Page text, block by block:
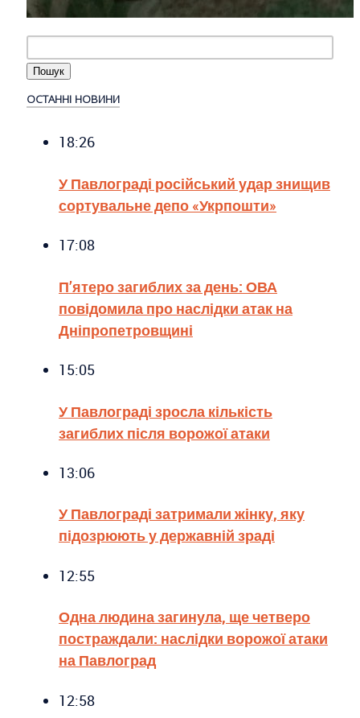
ОСТАННІ НОВИНИ
18:26
У Павлограді російський удар знищив
сортувальне депо «Укрпошти»
17:08
П’ятеро загиблих за день: ОВА
повідомила про наслідки атак на
Дніпропетровщині
15:05
У Павлограді зросла кількість
загиблих після ворожої атаки
13:06
У Павлограді затримали жінку, яку
підозрюють у державній зраді
12:55
Одна людина загинула, ще четверо
постраждали: наслідки ворожої атаки
на Павлоград
12:58